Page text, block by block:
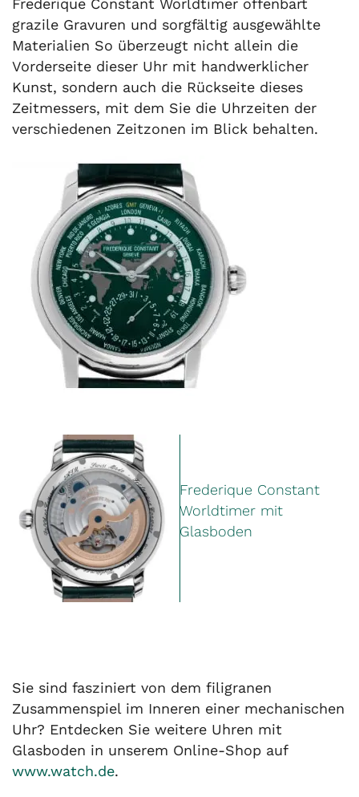
Frederique Constant Worldtimer offenbart
grazile Gravuren und sorgfältig ausgewählte
Materialien So überzeugt nicht allein die
Vorderseite dieser Uhr mit handwerklicher
Kunst, sondern auch die Rückseite dieses
Zeitmessers, mit dem Sie die Uhrzeiten der
verschiedenen Zeitzonen im Blick behalten.
Frederique Constant
Worldtimer mit
Glasboden
Sie sind fasziniert von dem filigranen
Zusammenspiel im Inneren einer mechanischen
Uhr? Entdecken Sie weitere Uhren mit
Glasboden in unserem Online-Shop auf
www.watch.de.